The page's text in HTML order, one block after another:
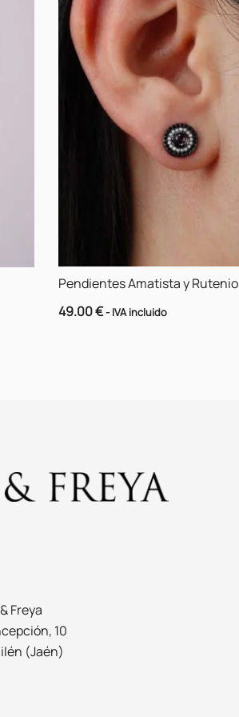
Pendientes Amatista y Rutenio
49.00€- IVA incluido
Freya
10
(Jaén)